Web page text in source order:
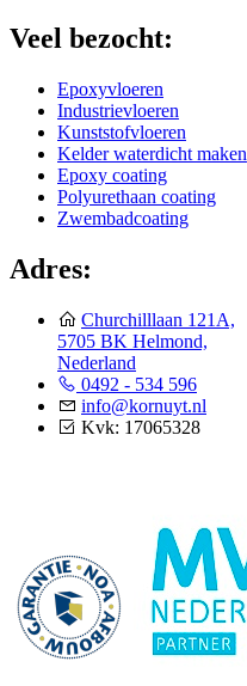
Veel bezocht:
Epoxyvloeren
Industrievloeren
Kunststofvloeren
Kelder waterdicht maken
Epoxy coating
Polyurethaan coating
Zwembadcoating
Adres:
Churchilllaan 121A,
5705 BK Helmond,
Nederland
0492 - 534 596
info@kornuyt.nl
Kvk: 17065328